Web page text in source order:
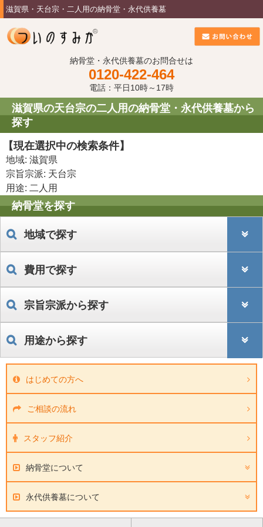
滋賀県・天台宗・二人用の納骨堂・永代供養墓
納骨堂・永代供養墓のお問合せは
0120-422-464
電話：平日10時～17時
滋賀県の天台宗の二人用の納骨堂・永代供養墓から
探す
【現在選択中の検索条件】
地域: 滋賀県
宗旨宗派: 天台宗
用途: 二人用
納骨堂を探す
地域で探す
費用で探す
宗旨宗派から探す
用途から探す
はじめての方へ
ご相談の流れ
スタッフ紹介
納骨堂について
永代供養墓について